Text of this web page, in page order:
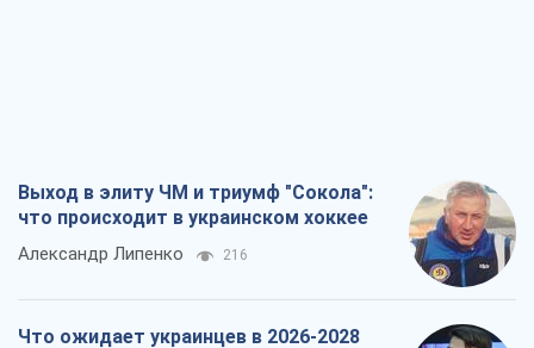
Выход в элиту ЧМ и триумф "Сокола":
что происходит в украинском хоккее
Александр Липенко 216
Что ожидает украинцев в 2026-2028